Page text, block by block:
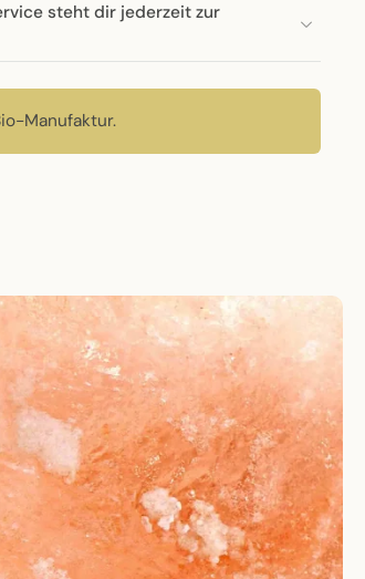
steht dir jederzeit zur
Manufaktur.